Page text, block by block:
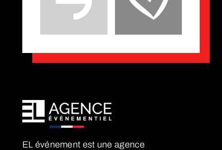
EL événement est une agence